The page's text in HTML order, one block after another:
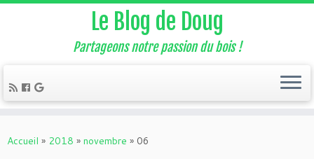
Le Blog de Doug
Partageons notre passion du bois !
Accueil » 2018 » novembre » 06